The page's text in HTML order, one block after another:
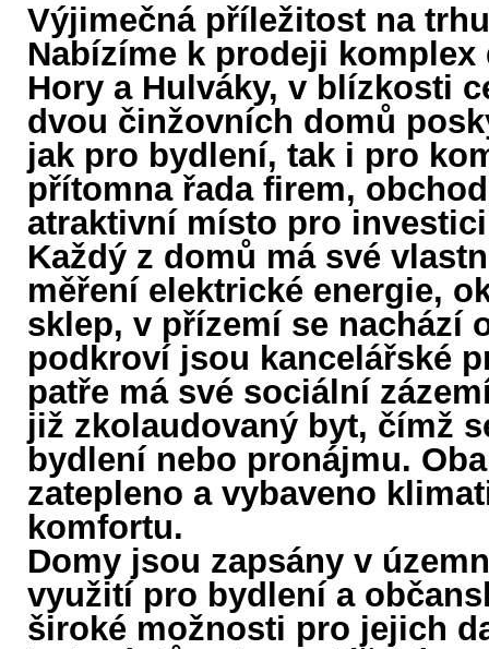
Výjimečná příležitost na
Nabízíme k prodeji
Hory a Hulváky, v blízkosti
dvou činžovních domů
jak pro bydlení, tak i pro
přítomna řada firem,
atraktivní místo pro
Každý z domů má své
měření elektrické energie,
sklep, v přízemí se nachází
podkroví jsou kancelářské
patře má své sociální
již zkolaudovaný byt, čímž
bydlení nebo pronájmu.
zatepleno a vybaveno
komfortu.
Domy jsou zapsány v
využití pro bydlení a
široké možnosti pro jejich